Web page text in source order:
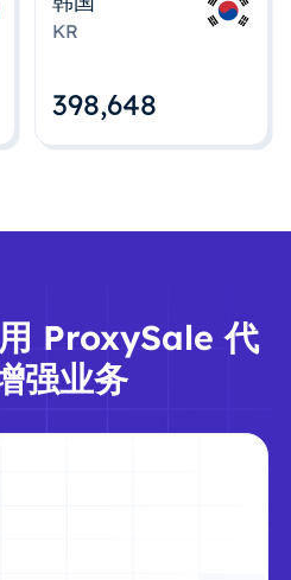
KR
398,648
ProxySale 代
强业务